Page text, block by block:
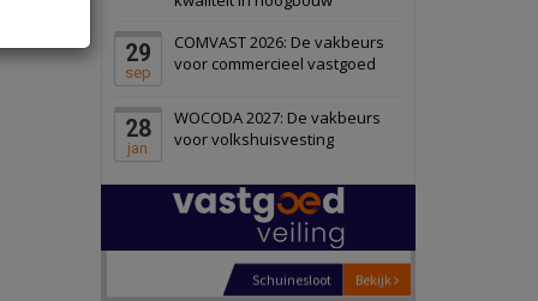
29
sep
COMVAST 2026: De vakbeurs
voor commercieel vastgoed
28
jan
WOCODA 2027: De vakbeurs
voor volkshuisvesting
Schiedam
22 september 2026 Attractiepark
Bekijk
Oranje
28 september 2026
bedrijventerrein
Schuinesloot
Binnenvaartschip